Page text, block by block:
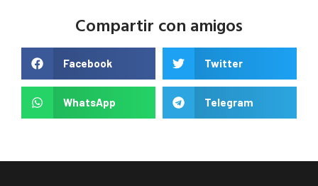
Compartir con amigos
Facebook Twitter
WhatsApp Telegram